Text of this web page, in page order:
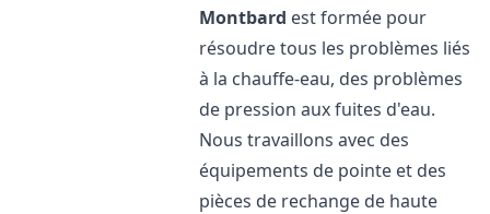
Montbard est formée pour
résoudre tous les problèmes liés
à la chauffe-eau, des problèmes
de pression aux fuites d'eau.
Nous travaillons avec des
équipements de pointe et des
pièces de rechange de haute